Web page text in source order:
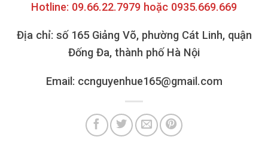
Hotline: 09.66.22.7979 hoặc 0935.669.669
Địa chỉ: số 165 Giảng Võ, phường Cát Linh, quận
Đống Đa, thành phố Hà Nội
Email: ccnguyenhue165@gmail.com